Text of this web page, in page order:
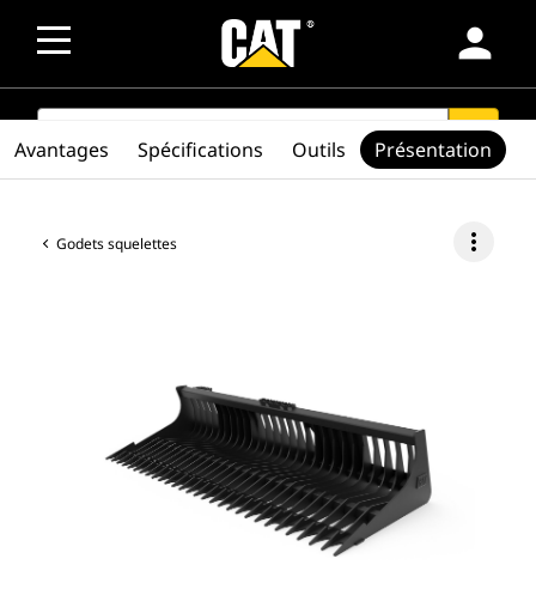
person
SEARCH search
Godets squelettes more_vert
Avantages Spécifications Outils Présentation